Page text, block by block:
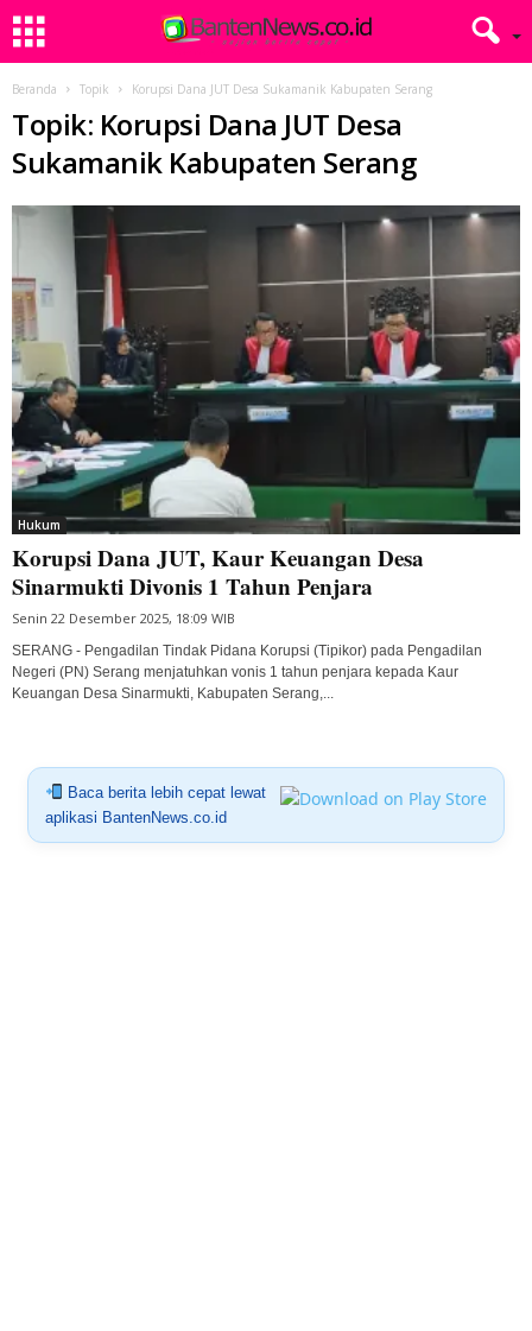
Beranda Topik Korupsi Dana JUT Desa Sukamanik Kabupaten Serang
Topik: Korupsi Dana JUT Desa
Sukamanik Kabupaten Serang
Hukum
Korupsi Dana JUT, Kaur Keuangan Desa
Sinarmukti Divonis 1 Tahun Penjara
Senin 22 Desember 2025, 18:09 WIB
SERANG - Pengadilan Tindak Pidana Korupsi (Tipikor) pada Pengadilan
Negeri (PN) Serang menjatuhkan vonis 1 tahun penjara kepada Kaur
Keuangan Desa Sinarmukti, Kabupaten Serang,...
Baca berita lebih cepat lewat
aplikasi BantenNews.co.id